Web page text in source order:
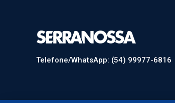
Telefone/WhatsApp: (54) 99977-6816